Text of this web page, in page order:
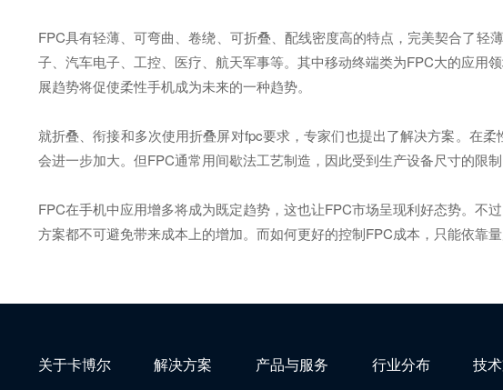
FPC具有轻薄、可弯曲、卷绕、可折叠、配线密度高的特点，完美契合了
子、汽车电子、工控、医疗、航天军事等。其中移动终端类为FPC大的应用
展趋势将促使柔性手机成为未来的一种趋势。
就折叠、衔接和多次使用折叠屏对fpc要求，专家们也提出了解决方案。在
会进一步加大。但FPC通常用间歇法工艺制造，因此受到生产设备尺寸的限
FPC在手机中应用增多将成为既定趋势，这也让FPC市场呈现利好态势。不
方案都不可避免带来成本上的增加。而如何更好的控制FPC成本，只能依靠量
关于卡博尔 解决方案 产品与服务 行业分布 技